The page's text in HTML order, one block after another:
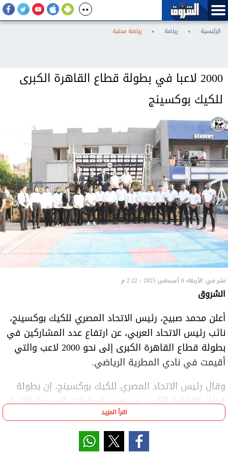
الرئيسية › رياضة › رياضة محلية
2000 لاعبا في بطولة قطاع القاهرة الكبرى
للكيك بوكسينج
نشر في: الأربعاء 6 أغسطس 2025 - 2:22 م
الشروق
أعلن محمد صبيح، رئيس الاتحاد المصري للكيك بوكسينج،
نائب رئيس الاتحاد العربي، عن ارتفاع عدد المشاركين في
بطولة قطاع القاهرة الكبرى إلى نحو 2000 لاعب والتي
أقيمت في نادي المطرية الرياضي.
وقال رئيس الاتحاد المصري للكيك بوكسينج، إن بطولة
قطاع القاهرة الكبرى من ضمن البطولات الرسمية للاتحاد
والتي تعد ضمن سلسلة من البطولات التي ينظمها
الاتحاد في مختلف مناطق الجمهورية، بهدف اكتشاف
المواهب وتأهيلهم لتمثيل مصر في البطولات الإقليمية
اقرأ المزيد